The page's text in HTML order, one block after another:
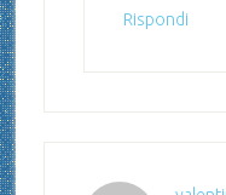
Rispondi